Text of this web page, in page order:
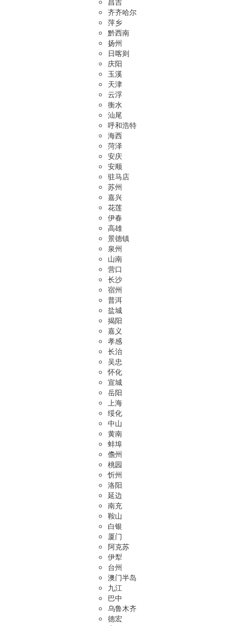
齐齐哈尔
萍乡
黔西南
扬州
日喀则
庆阳
玉溪
天津
云浮
衡水
汕尾
呼和浩特
海西
菏泽
安庆
安顺
驻马店
苏州
嘉兴
花莲
伊春
高雄
景德镇
泉州
山南
营口
长沙
宿州
普洱
盐城
揭阳
嘉义
孝感
长治
吴忠
怀化
宣城
岳阳
上海
绥化
中山
黄南
蚌埠
儋州
桃园
忻州
洛阳
延边
南充
鞍山
白银
厦门
阿克苏
伊犁
台州
澳门半岛
九江
巴中
乌鲁木齐
德宏